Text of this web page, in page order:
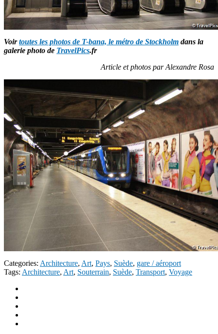
Voirtoutes les photos de T-bana, le métro de Stockholm dans la
galerie photo de TravelPics.fr
Article et photos par Alexandre Rosa
Categories: Architecture, Art, Pays, Suède, gare / aéroport
Tags: Architecture, Art, Souterrain, Suède, Transport, Voyage